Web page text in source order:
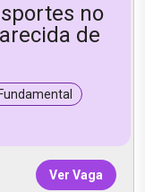
no
de
Ver Vaga